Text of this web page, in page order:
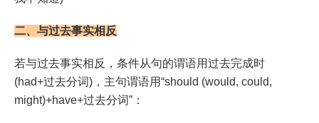
二、与过去事实相反
若与过去事实相反，条件从句的谓语用过去完成时
(had+过去分词)，主句谓语用“should (would, could,
might)+have+过去分词”：